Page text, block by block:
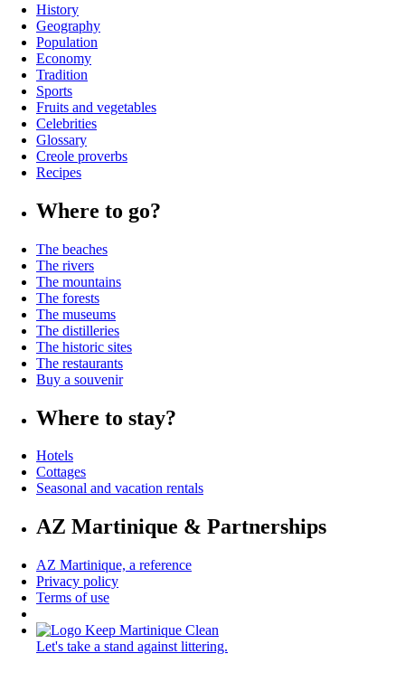
History
Geography
Population
Economy
Tradition
Sports
Fruits and vegetables
Celebrities
Glossary
Creole proverbs
Recipes
Where to go?
The beaches
The rivers
The mountains
The forests
The museums
The distilleries
The historic sites
The restaurants
Buy a souvenir
Where to stay?
Hotels
Cottages
Seasonal and vacation rentals
AZ Martinique & Partnerships
AZ Martinique, a reference
Privacy policy
Terms of use
Let's take a stand against littering.